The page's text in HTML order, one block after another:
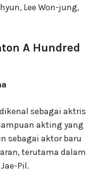
Lee Won-jung,
A Hundred
sebagai aktris
akting yang
sebagai aktor baru
terutama dalam
Pil.